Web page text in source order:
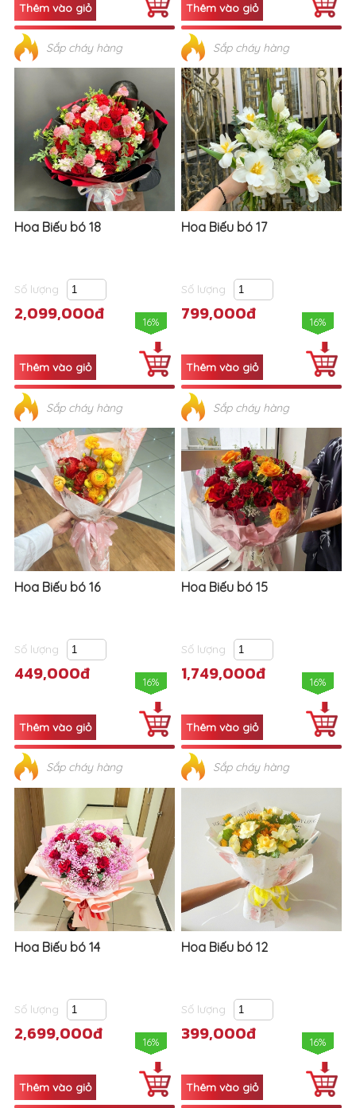
Sắp cháy hàng Sắp cháy hàng
Hoa Biếu bó 18
Số lượng
2,099,000đ 16%
Sắp cháy hàng
Hoa Biếu bó 17
Số lượng
799,000đ 16%
Sắp cháy hàng
Hoa Biếu bó 16
Số lượng
449,000đ 16%
Sắp cháy hàng
Hoa Biếu bó 15
Số lượng
1,749,000đ 16%
Sắp cháy hàng
Hoa Biếu bó 14
Số lượng
2,699,000đ 16%
Hoa Biếu bó 12
Số lượng
399,000đ 16%